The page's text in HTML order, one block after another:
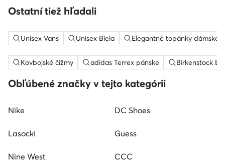
Ostatní tiež hľadali
Unisex Vans Unisex Biela Elegantné topánky dámske
Kovbojské čižmy adidas Terrex pánske Birkenstock
Obľúbené značky v tejto kategórii
Nike DC Shoes
Lasocki Guess
Nine West CCC